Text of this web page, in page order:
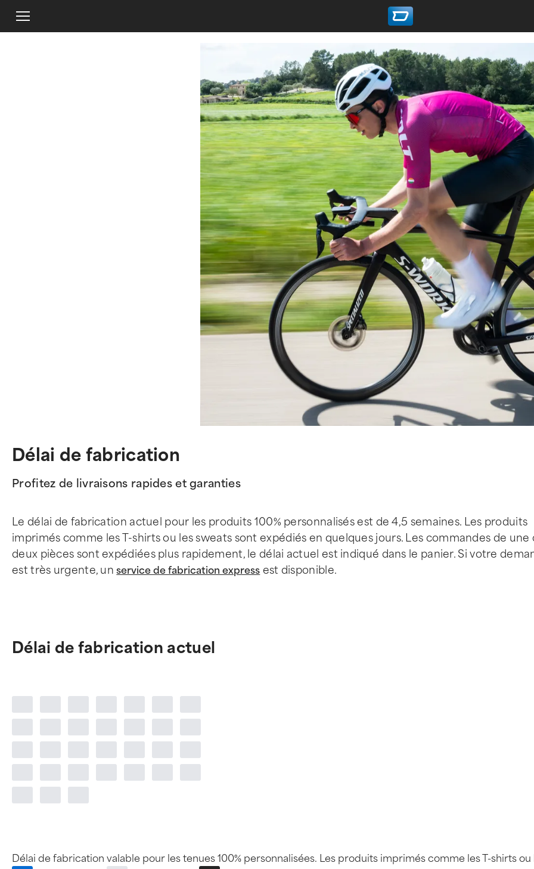
Délai de fabrication
Profitez de livraisons rapides et garanties
Le délai de fabrication actuel pour les produits 100% personnalisés est de 4,5 semaines. Les produits
imprimés comme les T-shirts ou les sweats sont expédiés en quelques jours. Les commandes de une
deux pièces sont expédiées plus rapidement, le délai actuel est indiqué dans le panier. Si votre
est très urgente, unservice de fabrication express est disponible.
Délai de fabrication actuel
Délai de fabrication valable pour les tenues 100% personnalisées. Les produits imprimés comme les T-shirts